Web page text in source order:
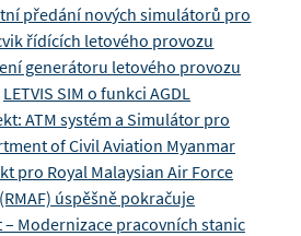
předání nových simulátorů pro
řídících letového provozu
generátoru letového provozu
LETVIS SIM o funkci AGDL
ATM systém a Simulátor pro
of Civil Aviation Myanmar
pro Royal Malaysian Air Force
(RMAF) úspěšně pokračuje
– Modernizace pracovních stanic